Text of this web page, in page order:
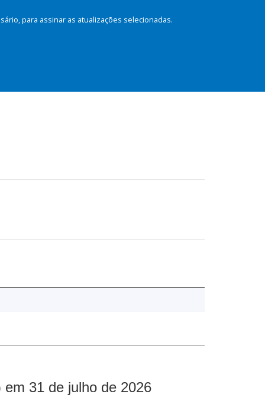
para assinar as atualizações selecionadas.
31 de julho de 2026